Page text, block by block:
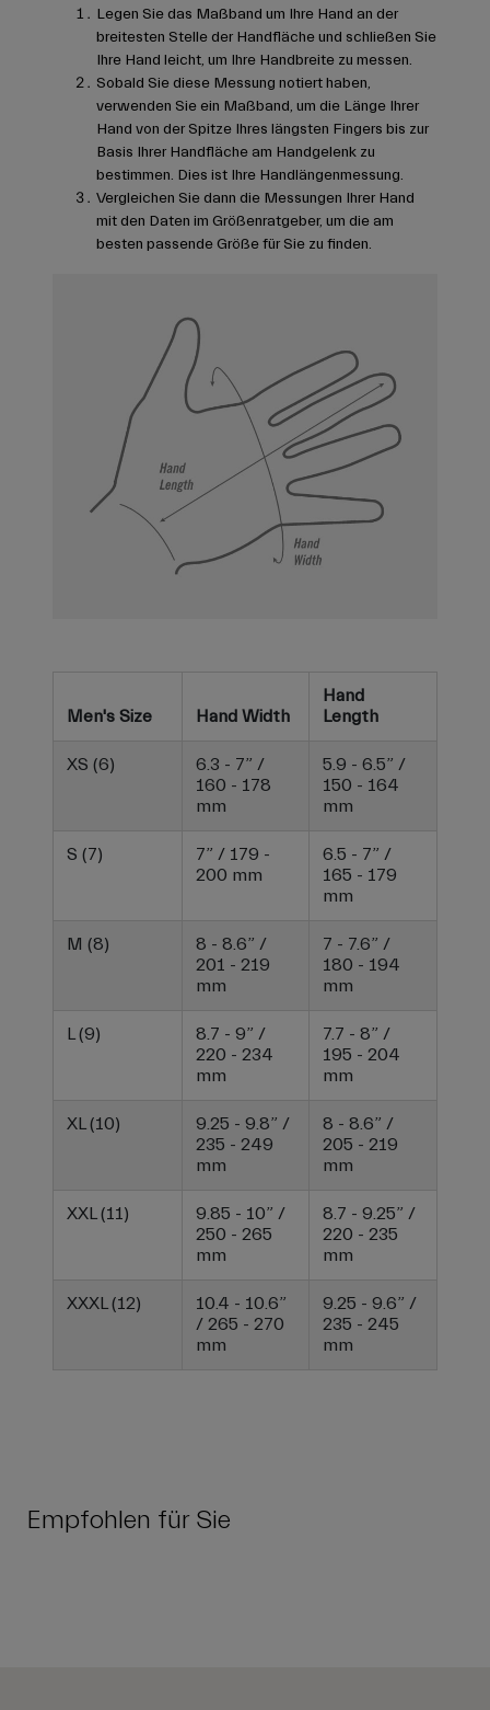
Legen Sie das Maßband um Ihre Hand an der
breitesten Stelle der Handfläche und schließen Sie
Ihre Hand leicht, um Ihre Handbreite zu messen.
Sobald Sie diese Messung notiert haben,
verwenden Sie ein Maßband, um die Länge Ihrer
Hand von der Spitze Ihres längsten Fingers bis zur
Basis Ihrer Handfläche am Handgelenk zu
bestimmen. Dies ist Ihre Handlängenmessung.
Vergleichen Sie dann die Messungen Ihrer Hand
mit den Daten im Größenratgeber, um die am
besten passende Größe für Sie zu finden.
Men's Size Hand Width
Hand
Length
XS (6)
6.3 - 7” /
160 - 178
mm
5.9 - 6.5” /
150 - 164
mm
S (7)
7” / 179 -
200 mm
6.5 - 7” /
165 - 179
mm
M (8)
8 - 8.6” /
201 - 219
mm
7 - 7.6” /
180 - 194
mm
L (9)
8.7 - 9” /
220 - 234
mm
7.7 - 8” /
195 - 204
mm
XL (10)
9.25 - 9.8” /
235 - 249
mm
8 - 8.6” /
205 - 219
mm
XXL (11)
9.85 - 10” /
250 - 265
mm
8.7 - 9.25” /
220 - 235
mm
XXXL (12)
10.4 - 10.6”
/ 265 - 270
mm
9.25 - 9.6” /
235 - 245
mm
Empfohlen für Sie